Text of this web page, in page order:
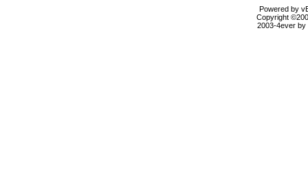
Powered by
Copyright
2003-4ever by